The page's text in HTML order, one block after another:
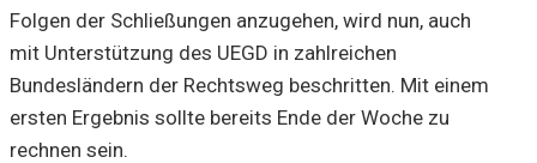
Folgen der Schließungen anzugehen, wird nun, auch
mit Unterstützung des UEGD in zahlreichen
Bundesländern der Rechtsweg beschritten. Mit einem
ersten Ergebnis sollte bereits Ende der Woche zu
rechnen sein.